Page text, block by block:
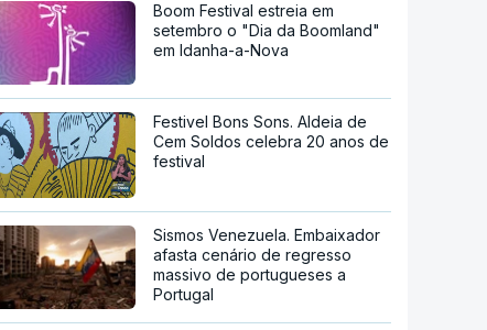
Boom Festival estreia em
setembro o "Dia da Boomland"
em Idanha-a-Nova
Festivel Bons Sons. Aldeia de
Cem Soldos celebra 20 anos de
festival
Sismos Venezuela. Embaixador
afasta cenário de regresso
massivo de portugueses a
Portugal